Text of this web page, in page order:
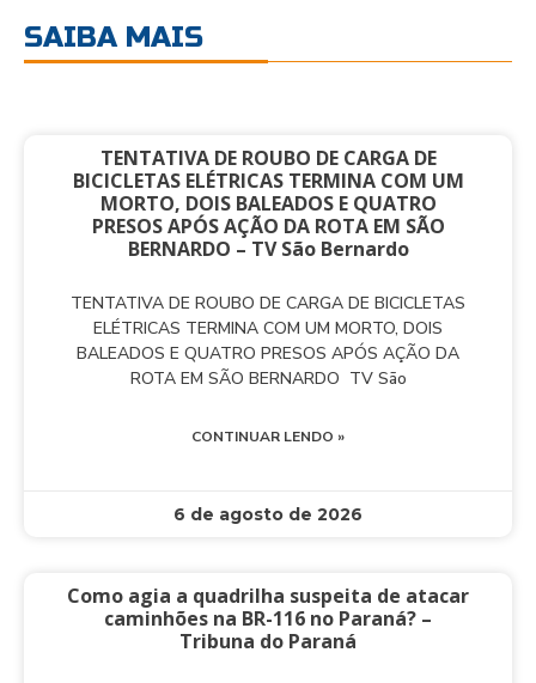
SAIBA MAIS
TENTATIVA DE ROUBO DE CARGA DE
BICICLETAS ELÉTRICAS TERMINA COM UM
MORTO, DOIS BALEADOS E QUATRO
PRESOS APÓS AÇÃO DA ROTA EM SÃO
BERNARDO – TV São Bernardo
TENTATIVA DE ROUBO DE CARGA DE BICICLETAS
ELÉTRICAS TERMINA COM UM MORTO, DOIS
BALEADOS E QUATRO PRESOS APÓS AÇÃO DA
ROTA EM SÃO BERNARDO TV São
CONTINUAR LENDO »
6 de agosto de 2026
Como agia a quadrilha suspeita de atacar
caminhões na BR-116 no Paraná? –
Tribuna do Paraná